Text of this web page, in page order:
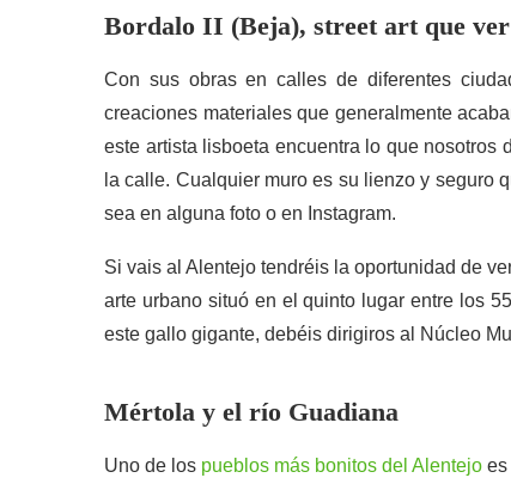
Bordalo II (Beja), street art que
Con sus obras en calles de diferentes
creaciones materiales que generalmente
este artista lisboeta encuentra lo que nosotros
la calle. Cualquier muro es su lienzo y seguro
sea en alguna foto o en Instagram.
Si vais al Alentejo tendréis la oportunidad de
arte urbano situó en el quinto lugar entre los
este gallo gigante, debéis dirigiros al Núcleo
Mértola y el río Guadiana
Uno de los pueblos más bonitos del Alentejo es